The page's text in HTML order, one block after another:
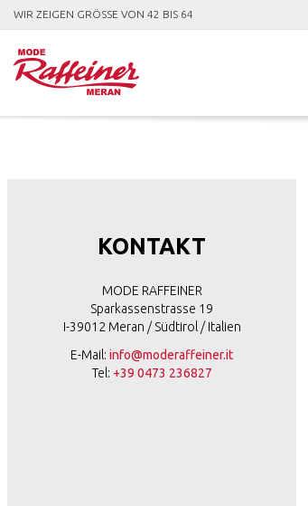
KONTAKT
MODE RAFFEINER
Sparkassenstrasse 19
I-39012 Meran / Südtirol / Italien
E-Mail: info@moderaffeiner.it
Tel: +39 0473 236827
WIR ZEIGEN GRÖSSE VON 42 BIS 64